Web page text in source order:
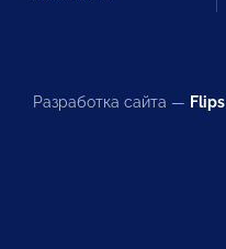
Разработка сайта — Flips